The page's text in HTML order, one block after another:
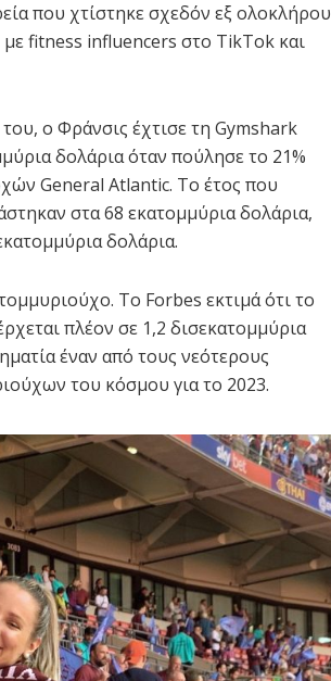
που χτίστηκε σχεδόν εξ ολοκλήρου
με fitness influencers στο TikTok και
ο Φράνσις έχτισε τη Gymshark
δολάρια όταν πούλησε το 21%
General Atlantic. Το έτος που
στα 68 εκατομμύρια δολάρια,
δολάρια.
Το Forbes εκτιμά ότι το
πλέον σε 1,2 δισεκατομμύρια
έναν από τους νεότερους
του κόσμου για το 2023.